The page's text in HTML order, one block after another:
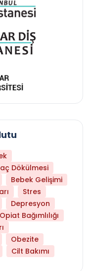
Dökülmesi
Bebek Gelişimi
Stres
Depresyon
Opiat Bağımlılığı
Obezite
Cilt Bakımı